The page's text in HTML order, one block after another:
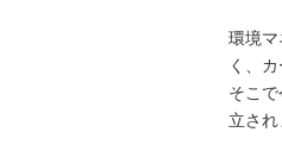
環境マ
く、
そこ
立され